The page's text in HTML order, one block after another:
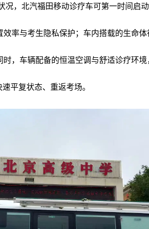
况，北汽福田移动诊疗车可第一时间启
率与考生隐私保护；车内搭载的生命
，车辆配备的恒温空调与舒适诊疗环
平复状态、重返考场。